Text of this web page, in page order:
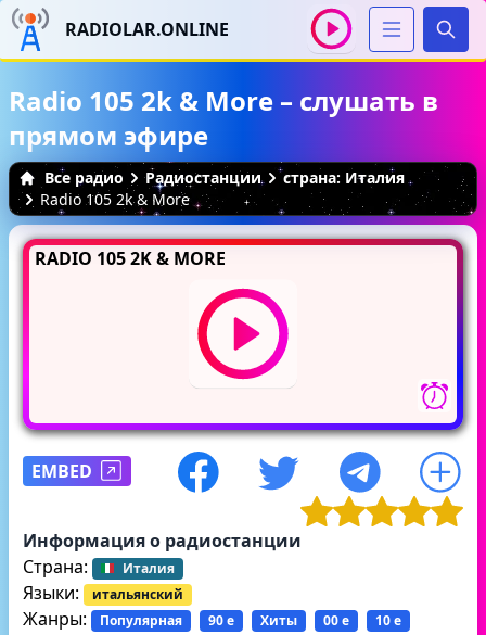
RADIOLAR.ONLINE
Radio 105 2k & More – слушать в
прямом эфире
Все радио Радиостанции
страна: Италия
Radio 105 2k & More
RADIO 105 2K & MORE
EMBED
Информация о радиостанции
Страна:
Италия
Языки: итальянский
Жанры: Популярная 90 е Хиты 00 е 10 е